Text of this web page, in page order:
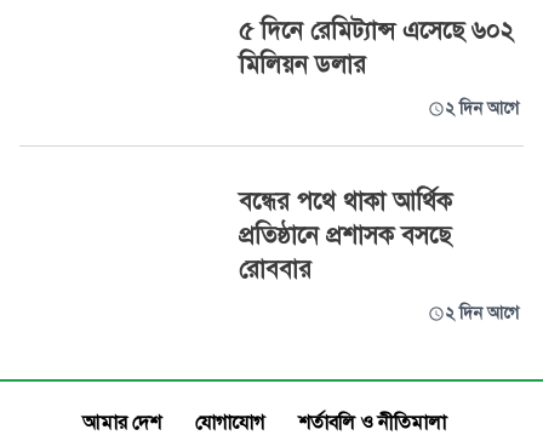
৫ দিনে রেমিট্যান্স এসেছে ৬০২
মিলিয়ন ডলার
২ দিন আগে
বন্ধের পথে থাকা আর্থিক
প্রতিষ্ঠানে প্রশাসক বসছে
রোববার
২ দিন আগে
আমার দেশ যোগাযোগ
শর্তাবলি ও নীতিমালা